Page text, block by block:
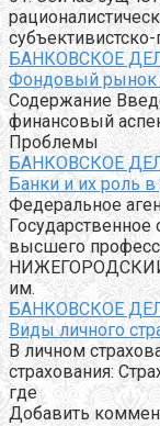
БАНКОВСКОЕ
Фондовый рынок
Содержание
финансовый
Проблемы
БАНКОВСКОЕ
Банки и их роль
Федеральное
высшего
им.
БАНКОВСКОЕ
Виды личного
В личном
страхования:
где
Добавить